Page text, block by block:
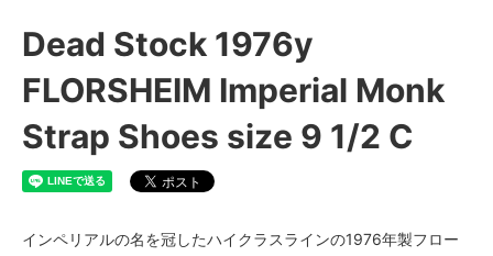
Dead Stock 1976y
FLORSHEIM Imperial Monk
Strap Shoes size 9 1/2 C
インペリアルの名を冠したハイクラスラインの1976年製フロー